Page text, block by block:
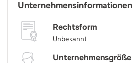
Unternehmensinformationen
Rechtsform
Unbekannt
Unternehmensgröße